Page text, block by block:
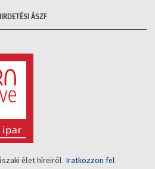
ÁSZF
élet híreiről. Iratkozzon fel